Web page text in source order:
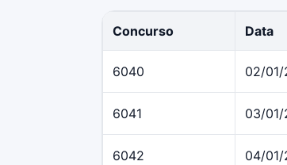
Concurso Data
6040 02/
6041 03/
6042 04/